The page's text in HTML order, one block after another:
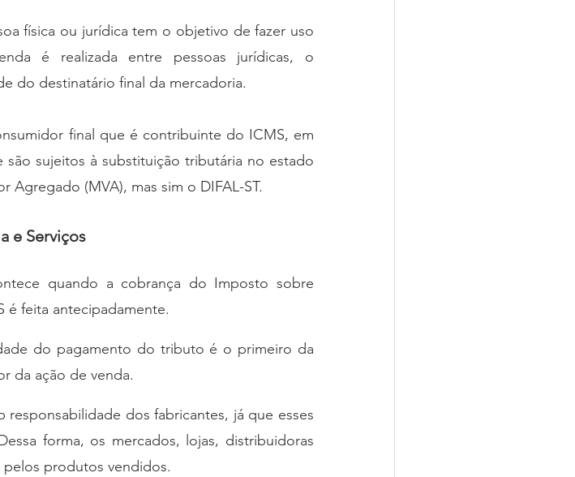
física ou jurídica tem o objetivo de fazer uso
é realizada entre pessoas jurídicas, o
do destinatário final da mercadoria.
final que é contribuinte do ICMS, em
sujeitos à substituição tributária no estado
Agregado (MVA), mas sim o DIFAL-ST.
e Serviços
quando a cobrança do Imposto sobre
é feita antecipadamente.
do pagamento do tributo é o primeiro da
da ação de venda.
dos fabricantes, já que esses
forma, os mercados, lojas, distribuidoras
produtos vendidos.